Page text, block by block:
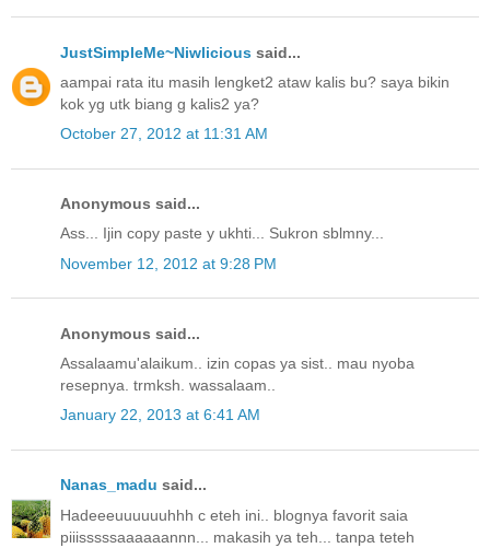
JustSimpleMe~Niwlicious said...
aampai rata itu masih lengket2 ataw kalis bu? saya bikin
kok yg utk biang g kalis2 ya?
October 27, 2012 at 11:31 AM
Anonymous said...
Ass... Ijin copy paste y ukhti... Sukron sblmny...
November 12, 2012 at 9:28 PM
Anonymous said...
Assalaamu'alaikum.. izin copas ya sist.. mau nyoba
resepnya. trmksh. wassalaam..
January 22, 2013 at 6:41 AM
Nanas_madu said...
Hadeeeuuuuuuhhh c eteh ini.. blognya favorit saia
piiisssssaaaaaannn... makasih ya teh... tanpa teteh